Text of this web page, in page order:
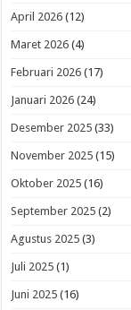
April 2026 (12)
Maret 2026 (4)
Februari 2026 (17)
Januari 2026 (24)
Desember 2025 (33)
November 2025 (15)
Oktober 2025 (16)
September 2025 (2)
Agustus 2025 (3)
Juli 2025 (1)
Juni 2025 (16)